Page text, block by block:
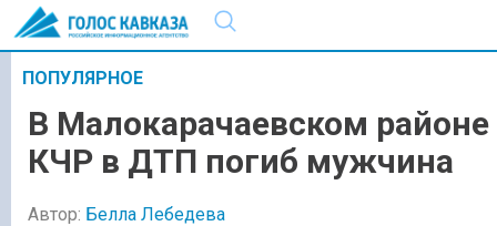
ПОПУЛЯРНОЕ
В Малокарачаевском районе
КЧР в ДТП погиб мужчина
Автор: Белла Лебедева